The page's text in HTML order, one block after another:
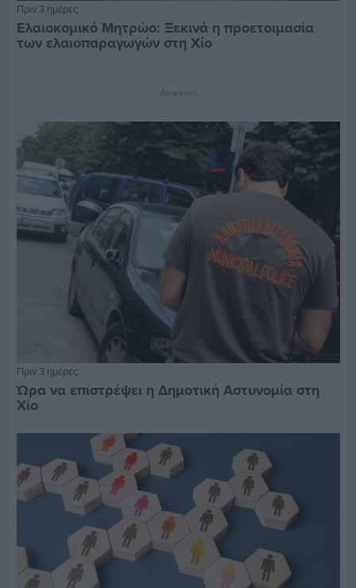
Πριν 3 ημέρες
Ελαιοκομικό Μητρώο: Ξεκινά η προετοιμασία
των ελαιοπαραγωγών στη Χίο
Διαφήμιση
Πριν 3 ημέρες
Ώρα να επιστρέψει η Δημοτική Αστυνομία στη
Χίο